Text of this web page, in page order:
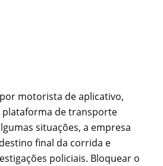
motorista de aplicativo,
de transporte
situações, a empresa
final da corrida e
policiais. Bloquear o